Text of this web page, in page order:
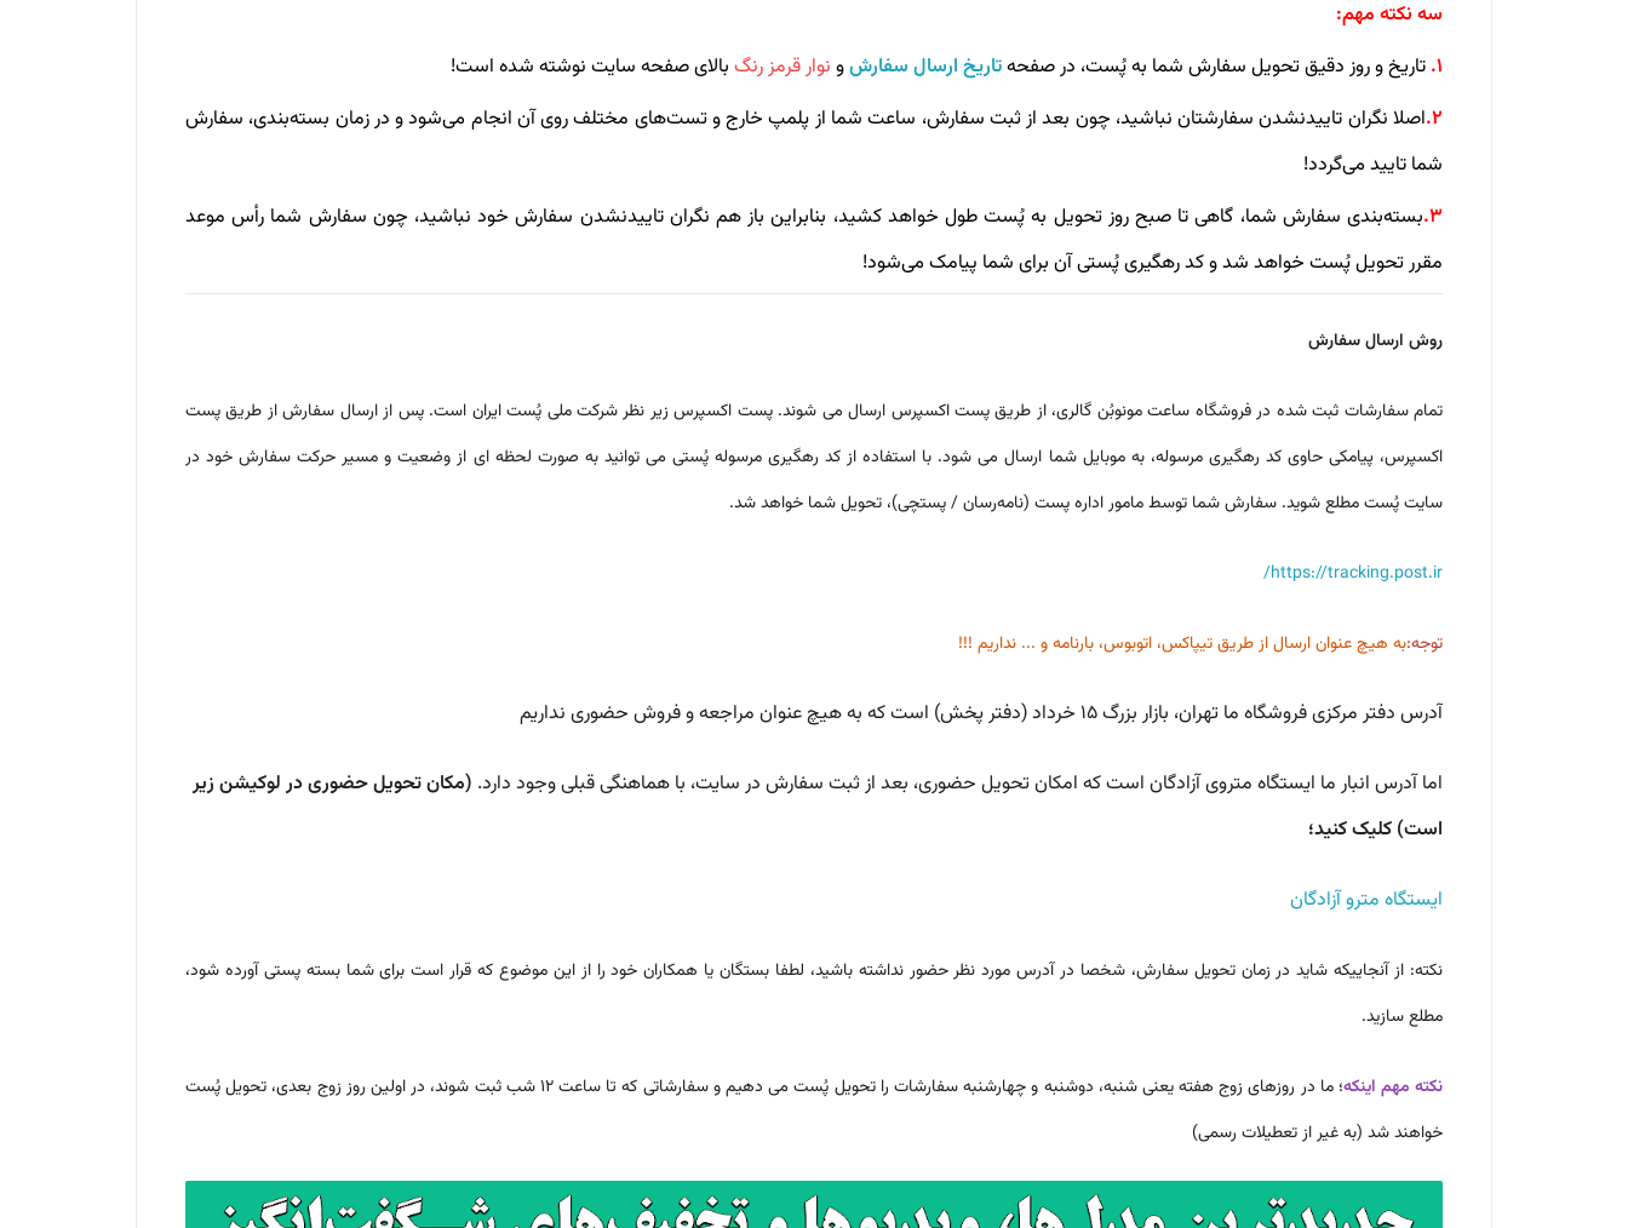
سه نکته مهم:
1. تاریخ و روز دقیق تحویل سفارش شما به پُست، در صفحهتاریخ ارسال سفارشو نوار قرمز رنگ بالای صفحه سایت نوشته شده است!
2. اصلا نگران تاییدنشدن سفارشتان نباشید، چون بعد از ثبت سفارش، ساعت شما از پلمپ خارج و تست‌های مختلف روی آن انجام می‌شود و در زمان بسته‌بندی، سفارش
شما تایید می‌گردد!
3. بسته‌بندی سفارش شما، گاهی تا صبح روز تحویل به پُست طول خواهد کشید، بنابراین باز هم نگران تاییدنشدن سفارش خود نباشید، چون سفارش شما رأس موعد
مقرر تحویل پُست خواهد شد و کد رهگیری پُستی آن برای شما پیامک می‌شود!
روش ارسال سفارش
تمام سفارشات ثبت شده در فروشگاه ساعت مونوبُن گالری، از طریق پست اکسپرس ارسال می شوند. پست اکسپرس زیر نظر شرکت ملی پُست ایران است. پس از ارسال سفارش از طریق پست
اکسپرس، پیامکی حاوی کد رهگیری مرسوله، به موبایل شما ارسال می شود. با استفاده از کد رهگیری مرسوله پُستی می توانید به صورت لحظه ای از وضعیت و مسیر حرکت سفارش خود در
سایت پُست مطلع شوید. سفارش شما توسط مامور اداره پست (نامه‌رسان / پستچی)، تحویل شما خواهد شد.
https://tracking.post.ir/
توجه:به هیچ عنوان ارسال از طریق تیپاکس، اتوبوس، بارنامه و ... نداریم !!!
آدرس دفتر مرکزی فروشگاه ما تهران، بازار بزرگ 15 خرداد (دفتر پخش) است که به هیچ عنوان مراجعه و فروش حضوری نداریم
اما آدرس انبار ما ایستگاه متروی آزادگان است که امکان تحویل حضوری، بعد از ثبت سفارش در سایت، با هماهنگی قبلی وجود دارد. (مکان تحویل حضوری در لوکیشن زیر
است) کلیک کنید؛
ایستگاه مترو آزادگان
نکته: از آنجاییکه شاید در زمان تحویل سفارش، شخصا در آدرس مورد نظر حضور نداشته باشید، لطفا بستگان یا همکاران خود را از این موضوع که قرار است برای شما بسته پستی آورده شود،
مطلع سازید.
نکته مهم اینکه
؛ ما در روزهای زوج هفته یعنی شنبه، دوشنبه و چهارشنبه سفارشات را تحویل پُست می دهیم و سفارشاتی که تا ساعت 12 شب ثبت شوند، در اولین روز زوج بعدی، تحویل پُست
خواهند شد (به غیر از تعطیلات رسمی)